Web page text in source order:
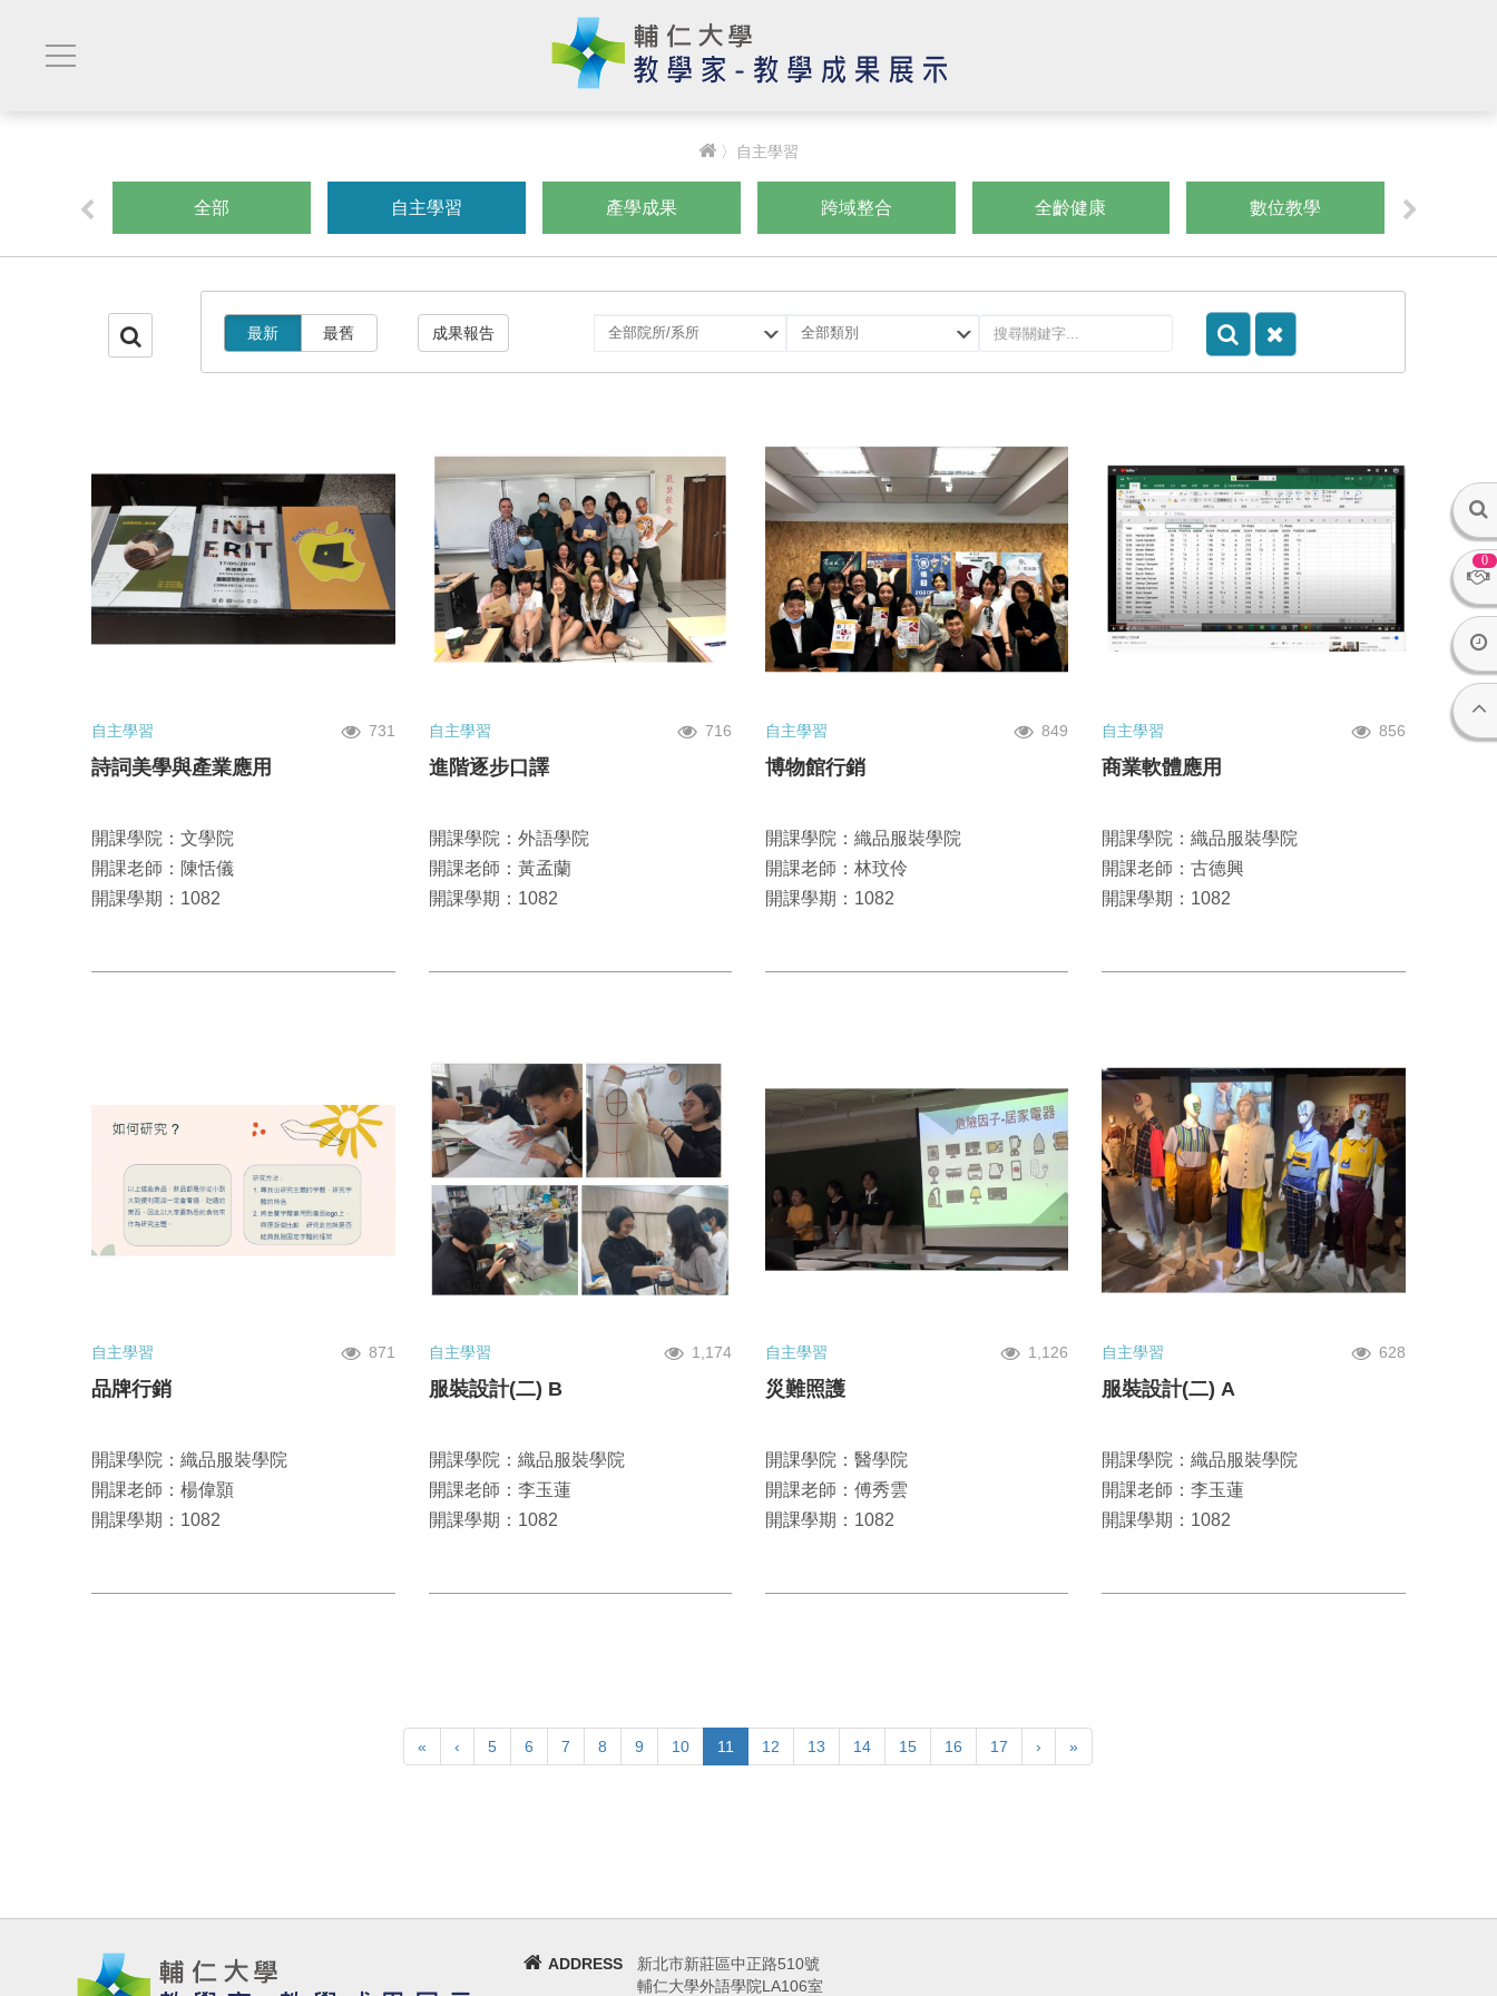
0
〉自主學習
全部 自主學習 產學成果 跨域整合 全齡健康 數位教學
最新 最舊 成果報告
選
院
所
選
類
自主學習 731
詩詞美學與產業應用
開課學院：文學院
開課老師：陳恬儀
開課學期：1082
自主學習 716
進階逐步口譯
開課學院：外語學院
開課老師：黃孟蘭
開課學期：1082
自主學習 849
博物館行銷
開課學院：織品服裝學院
開課老師：林玟伶
開課學期：1082
自主學習 856
商業軟體應用
開課學院：織品服裝學院
開課老師：古德興
開課學期：1082
自主學習 871
品牌行銷
開課學院：織品服裝學院
開課老師：楊偉顥
開課學期：1082
自主學習 1,174
服裝設計(二) B
開課學院：織品服裝學院
開課老師：李玉蓮
開課學期：1082
自主學習 1,126
災難照護
開課學院：醫學院
開課老師：傅秀雲
開課學期：1082
自主學習 628
服裝設計(二) A
開課學院：織品服裝學院
開課老師：李玉蓮
開課學期：1082
« ‹ 5 6 7 8 9 10 11 12 13 14 15 16 17 › »
ADDRESS
新北市新莊區中正路510號
輔仁大學外語學院LA106室